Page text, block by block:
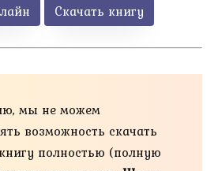
Скачать книгу
мы не можем
возможность скачать
полностью (полную